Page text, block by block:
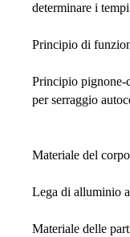
determinare i
Principio di
Principio pignone-
per serraggio
Materiale del
Lega di alluminio
Materiale delle